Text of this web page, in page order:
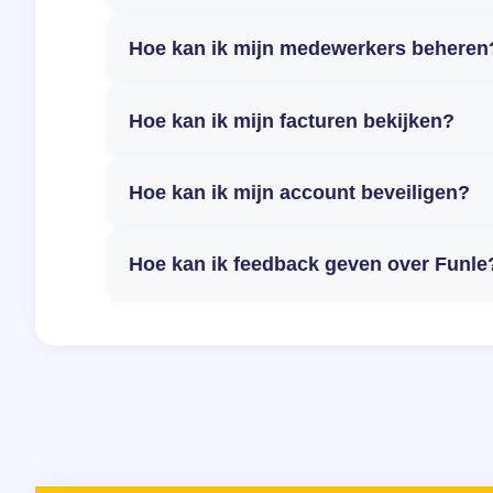
Hoe kan ik mijn medewerkers
Hoe kan ik mijn facturen bekijken?
Hoe kan ik mijn account beveiligen?
Hoe kan ik feedback geven over